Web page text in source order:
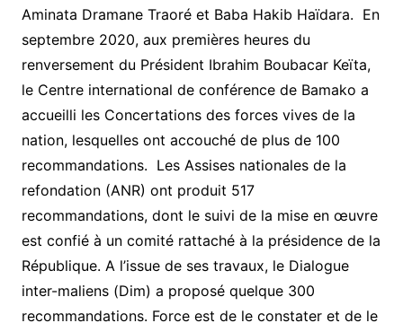
Aminata Dramane Traoré et Baba Hakib Haïdara. En
septembre 2020, aux premières heures du
renversement du Président Ibrahim Boubacar Keïta,
le Centre international de conférence de Bamako a
accueilli les Concertations des forces vives de la
nation, lesquelles ont accouché de plus de 100
recommandations. Les Assises nationales de la
refondation (ANR) ont produit 517
recommandations, dont le suivi de la mise en œuvre
est confié à un comité rattaché à la présidence de la
République. A l’issue de ses travaux, le Dialogue
inter-maliens (Dim) a proposé quelque 300
recommandations. Force est de le constater et de le